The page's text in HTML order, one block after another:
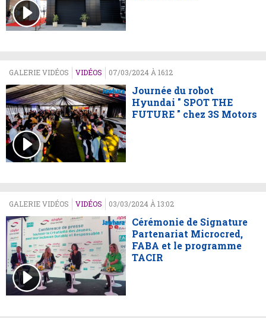
GALERIE VIDÉOS VIDÉOS 07/03/2024 À 16:12
Journée du robot
Hyundai " SPOT THE
FUTURE " chez 3S Motors
GALERIE VIDÉOS VIDÉOS 03/03/2024 À 13:02
Cérémonie de Signature
Partenariat Microcred,
FABA et le programme
TACIR